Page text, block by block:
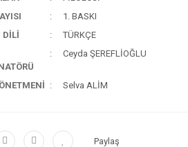
1. BASKI
DİLİ
TÜRKÇE
Ceyda ŞEREFLİOĞLU
Selva ALİM
Paylaş